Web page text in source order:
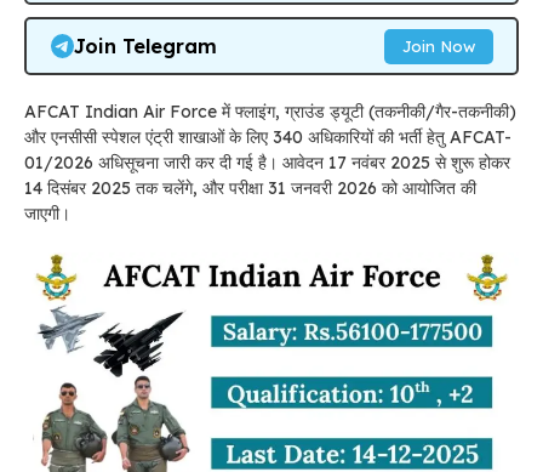
Join Telegram Join Now
AFCAT Indian Air Force में फ्लाइंग, ग्राउंड ड्यूटी (तकनीकी/गैर-तकनीकी)
और एनसीसी स्पेशल एंट्री शाखाओं के लिए 340 अधिकारियों की भर्ती हेतु AFCAT-
01/2026 अधिसूचना जारी कर दी गई है। आवेदन 17 नवंबर 2025 से शुरू होकर
14 दिसंबर 2025 तक चलेंगे, और परीक्षा 31 जनवरी 2026 को आयोजित की
जाएगी।